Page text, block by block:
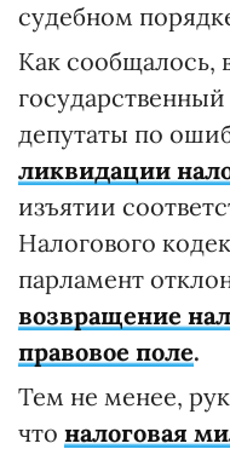
судебном
Как сообщалось,
депутаты по
ликвидации
изъятии
Налогового
парламент
возвращение
правовое поле.
Тем не менее,
что налоговая